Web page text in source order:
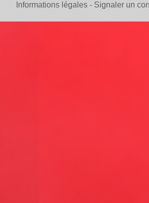
Informations légales
Signaler un